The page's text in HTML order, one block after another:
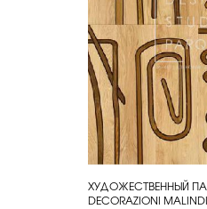
КУПИТЬ
ХУДОЖЕСТВЕННЫЙ
DECORAZIONI MALINDI